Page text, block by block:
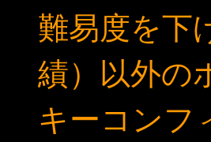
難易度を下
績）以外の
キーコンフ